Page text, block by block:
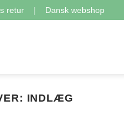
retur | Dansk webshop
INDLÆG